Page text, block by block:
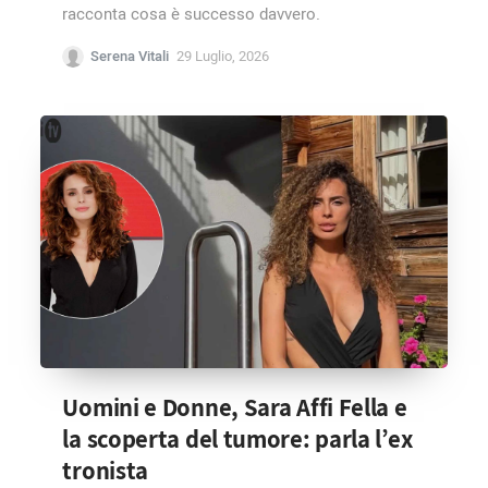
racconta cosa è successo davvero.
Serena Vitali 29 Luglio, 2026
Uomini e Donne, Sara Affi Fella e
la scoperta del tumore: parla l’ex
tronista